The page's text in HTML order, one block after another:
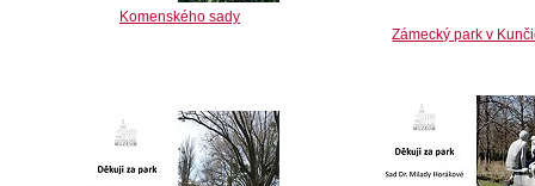
Komenského sady
Zámecký park v